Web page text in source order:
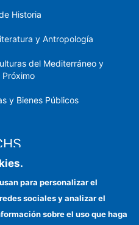
Historia
y Antropología
del Mediterráneo y
y Bienes Públicos
para personalizar el
sociales y analizar el
sobre el uso que haga